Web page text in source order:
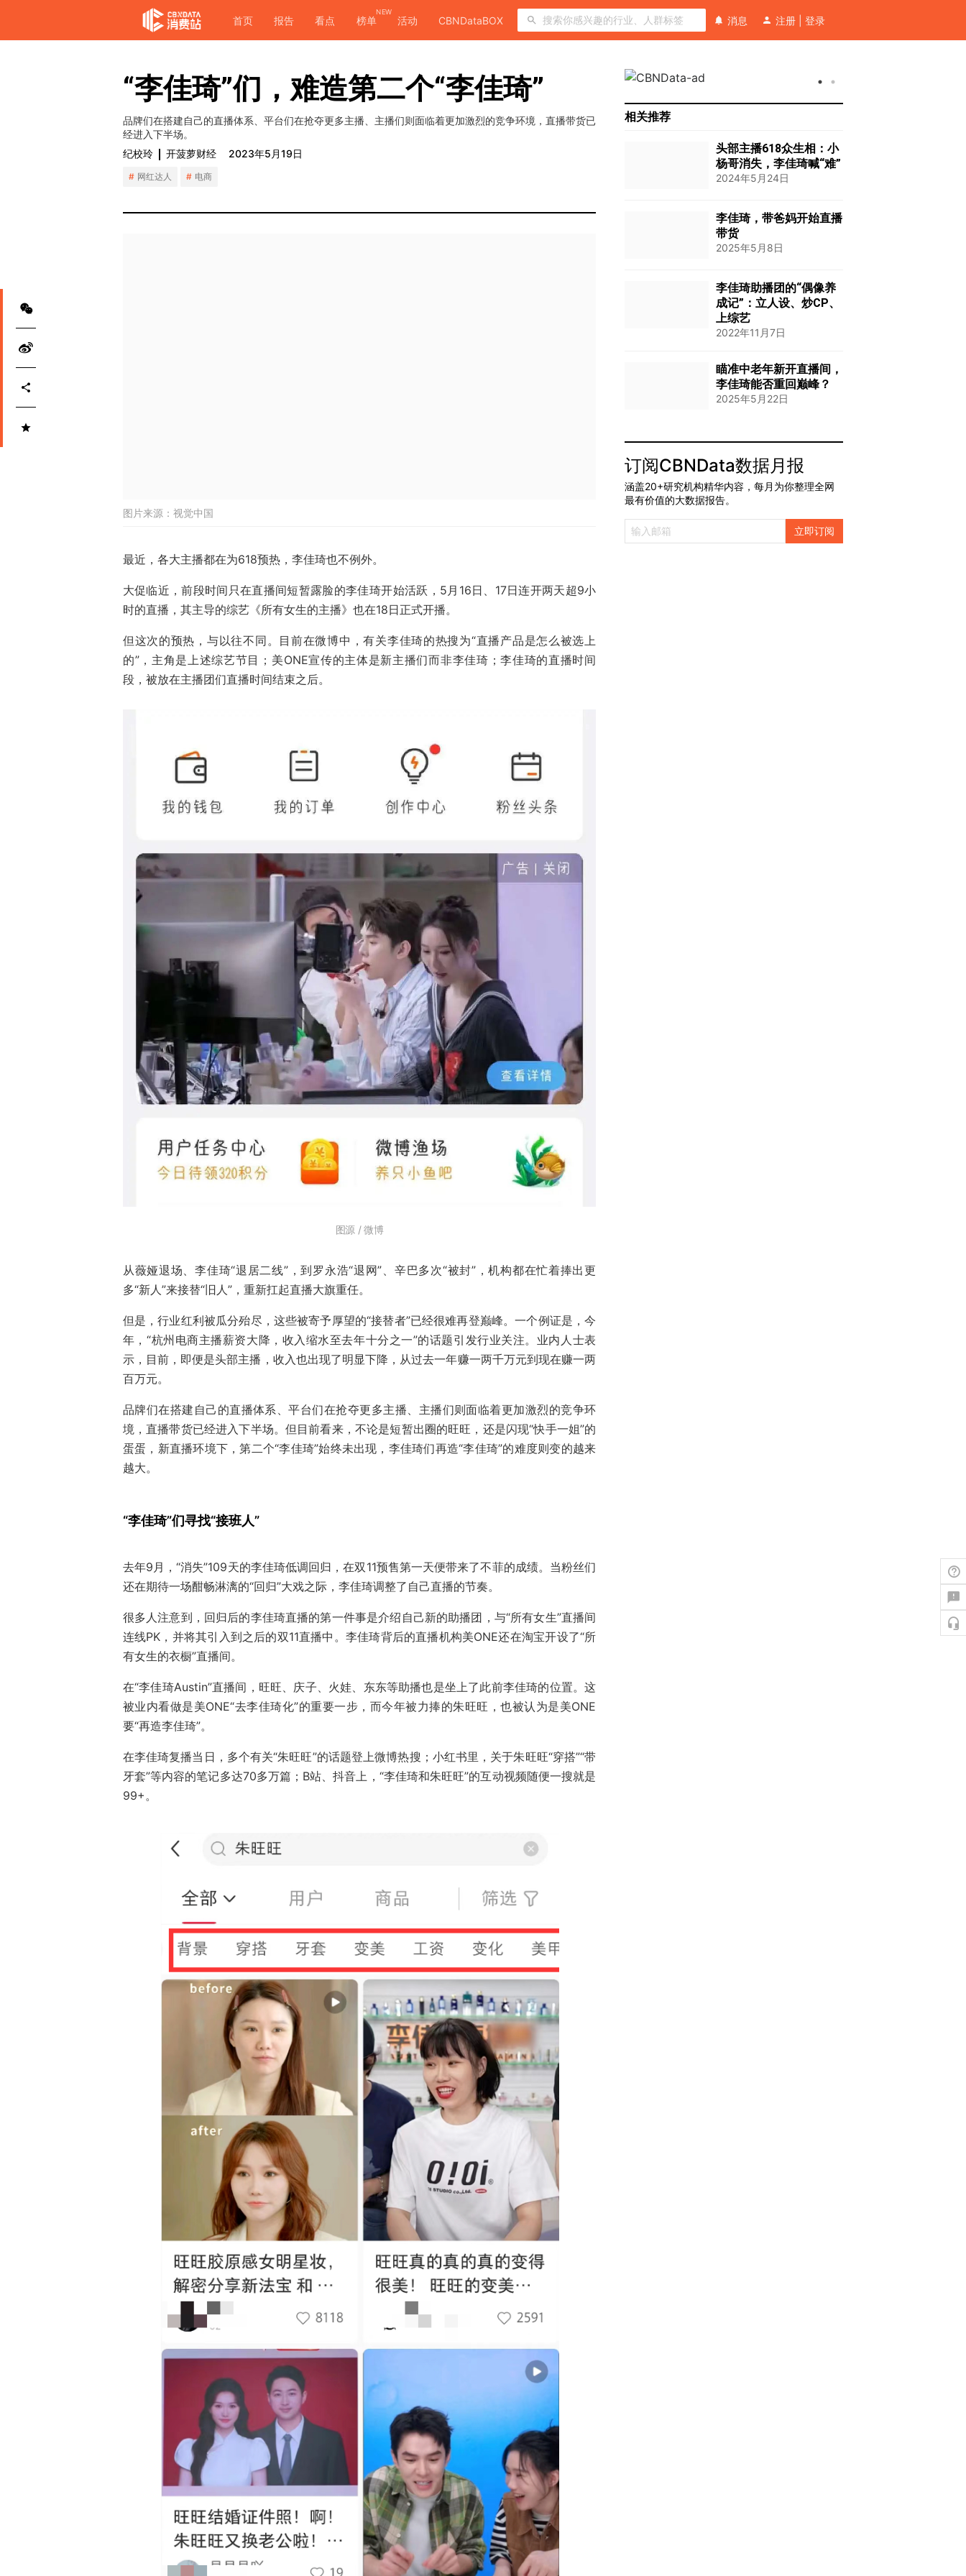
首页 报告 看点 榜单
NEW
活动 CBNDataBOX 消息 注册 登录
“李佳琦”们，难造第二个“李佳琦”
品牌们在搭建自己的直播体系、平台们在抢夺更多主播、主播们则面临着更加激烈的竞争环境，直播带货已
经进入下半场。
纪校玲
开菠萝财经 2023年5月19日
网红达人 电商
图片来源： 视觉中国
最近，各大主播都在为618预热，李佳琦也不例外。
大促临近，前段时间只在直播间短暂露脸的李佳琦开始活跃，5月16日、17日连开两天超9小
时的直播，其主导的综艺《所有女生的主播》也在18日正式开播。
但这次的预热，与以往不同。目前在微博中，有关李佳琦的热搜为“直播产品是怎么被选上
的”，主角是上述综艺节目；美ONE宣传的主体是新主播们而非李佳琦；李佳琦的直播时间
段，被放在主播团们直播时间结束之后。
图源 / 微博
从薇娅退场、李佳琦“退居二线”，到罗永浩“退网”、辛巴多次“被封”，机构都在忙着捧出更
多“新人”来接替“旧人”，重新扛起直播大旗重任。
但是，行业红利被瓜分殆尽，这些被寄予厚望的“接替者”已经很难再登巅峰。一个例证是，今
年，“杭州电商主播薪资大降，收入缩水至去年十分之一”的话题引发行业关注。业内人士表
示，目前，即便是头部主播，收入也出现了明显下降，从过去一年赚一两千万元到现在赚一两
百万元。
品牌们在搭建自己的直播体系、平台们在抢夺更多主播、主播们则面临着更加激烈的竞争环
境，直播带货已经进入下半场。但目前看来，不论是短暂出圈的旺旺，还是闪现“快手一姐”的
蛋蛋，新直播环境下，第二个“李佳琦”始终未出现，李佳琦们再造“李佳琦”的难度则变的越来
越大。
“李佳琦”们寻找“接班人”
去年9月，“消失”109天的李佳琦低调回归，在双11预售第一天便带来了不菲的成绩。当粉丝们
还在期待一场酣畅淋漓的“回归”大戏之际，李佳琦调整了自己直播的节奏。
很多人注意到，回归后的李佳琦直播的第一件事是介绍自己新的助播团，与“所有女生”直播间
连线PK，并将其引入到之后的双11直播中。李佳琦背后的直播机构美ONE还在淘宝开设了“所
有女生的衣橱”直播间。
在“李佳琦Austin”直播间，旺旺、庆子、火娃、东东等助播也是坐上了此前李佳琦的位置。这
被业内看做是美ONE“去李佳琦化”的重要一步，而今年被力捧的朱旺旺，也被认为是美ONE
要“再造李佳琦”。
在李佳琦复播当日，多个有关“朱旺旺”的话题登上微博热搜；小红书里，关于朱旺旺“穿搭”“带
牙套”等内容的笔记多达70多万篇；B站、抖音上，“李佳琦和朱旺旺”的互动视频随便一搜就是
99+。
相关推荐
头部主播618众生相：小
杨哥消失，李佳琦喊“难”
2024年5月24日
李佳琦，带爸妈开始直播
带货
2025年5月8日
李佳琦助播团的“偶像养
成记”：立人设、炒CP、
上综艺
2022年11月7日
瞄准中老年新开直播间，
李佳琦能否重回巅峰？
2025年5月22日
订阅CBNData数据月报
涵盖20+研究机构精华内容，每月为你整理全网
最有价值的大数据报告。
立即订阅